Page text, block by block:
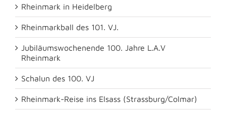
Rheinmark in Heidelberg
Rheinmarkball des 101. VJ.
Jubiläumswochenende 100. Jahre L.A.V
Rheinmark
Schalun des 100. VJ
Rheinmark-Reise ins Elsass (Strassburg/Colmar)